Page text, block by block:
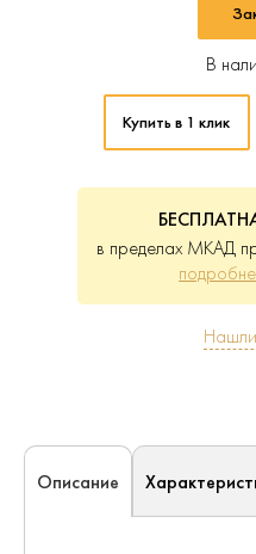
В
Купить в 1 клик
в пределах МКАД
Описание